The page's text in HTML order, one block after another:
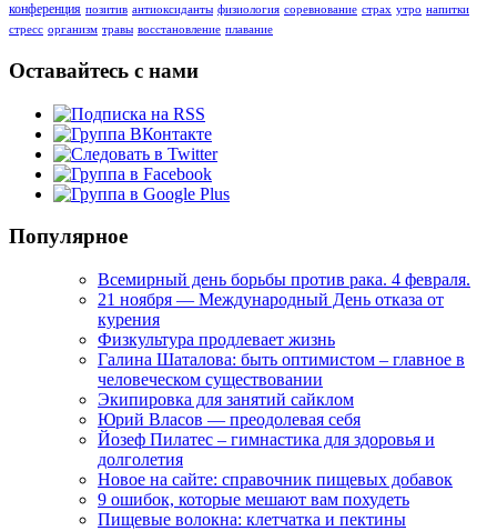
конференция позитив антиоксиданты физиология соревнование страх утро напитки
стресс организм травы восстановление плавание
Оставайтесь с нами
Популярное
Всемирный день борьбы против рака. 4 февраля.
21 ноября — Международный День отказа от
курения
Физкультура продлевает жизнь
Галина Шаталова: быть оптимистом – главное в
человеческом существовании
Экипировка для занятий сайклом
Юрий Власов — преодолевая себя
Йозеф Пилатес – гимнастика для здоровья и
долголетия
Новое на сайте: справочник пищевых добавок
9 ошибок, которые мешают вам похудеть
Пищевые волокна: клетчатка и пектины